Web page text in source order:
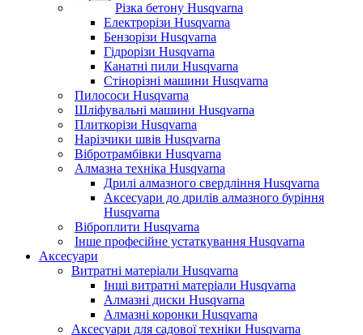
Різка бетону Husqvarna
Електрорізи Husqvarna
Бензорізи Husqvarna
Гідрорізи Husqvarna
Канатні пили Husqvarna
Стінорізні машини Husqvarna
Пилососи Husqvarna
Шліфувальні машини Husqvarna
Плиткорізи Husqvarna
Нарізчики швів Husqvarna
Вібротрамбівки Husqvarna
Алмазна техніка Husqvarna
Дрилі алмазного свердління Husqvarna
Аксесуари до дрилів алмазного буріння
Husqvarna
Віброплити Husqvarna
Інше професійне устаткування Husqvarna
Аксесуари
Витратні матеріали Husqvarna
Інші витратні матеріали Husqvarna
Алмазні диски Husqvarna
Алмазні коронки Husqvarna
Аксесуари для садової техніки Husqvarna